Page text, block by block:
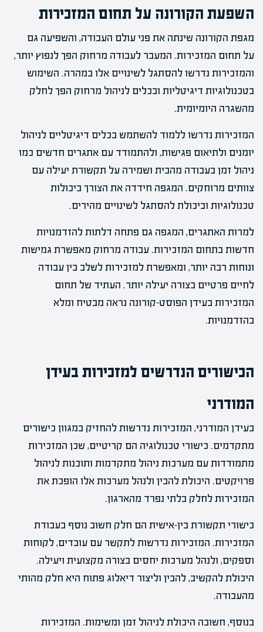
השפעת הקורונה על תחום המזכירות
מגפת הקורונה שינתה את פני עולם העבודה, והשפיעה גם
על תחום המזכירות. המעבר לעבודה מרחוק הפך לנפוץ יותר,
והמזכירות נדרשו להסתגל לשינויים אלו במהרה. השימוש
בטכנולוגיות דיגיטליות ובכלים לניהול מרחוק הפך לחלק
מהשגרה היומיומית.
המזכירות נדרשו ללמוד להשתמש בכלים דיגיטליים לניהול
יומנים ולתיאום פגישות, ולהתמודד עם אתגרים חדשים כמו
ניהול זמן בעבודה מהבית ושמירה על תקשורת יעילה עם
צוותים מרוחקים. המגפה חידדה את הצורך ביכולות
טכנולוגיות וביכולת להסתגל לשינויים מהירים.
למרות האתגרים, המגפה גם פתחה דלתות להזדמנויות
חדשות בתחום המזכירות. עבודה מרחוק מאפשרת גמישות
ונוחות רבה יותר, ומאפשרת למזכירות לשלב בין עבודה
לחיים פרטיים בצורה יעילה יותר. העתיד של תחום
המזכירות בעידן הפוסט-קורונה נראה מבטיח ומלא
בהזדמנויות.
הכישורים הנדרשים למזכירות בעידן
המודרני
בעידן המודרני, המזכירות נדרשות להחזיק במגוון כישורים
מתקדמים. כישורי טכנולוגיה הם קריטיים, שכן המזכירות
מתמודדות עם מערכות ניהול מתקדמות ותוכנות לניהול
פרויקטים. היכולת להבין ולנהל מערכות אלו הופכת את
המזכירות לחלק בלתי נפרד מהארגון.
כישורי תקשורת בין-אישית הם חלק חשוב נוסף בעבודת
המזכירות. המזכירות נדרשות לתקשר עם עובדים, לקוחות
וספקים, ולנהל מערכות יחסים בצורה מקצועית ויעילה.
היכולת להקשיב, להבין וליצור דיאלוג פתוח היא חלק מהותי
מהעבודה.
בנוסף, חשובה היכולת לניהול זמן ומשימות. המזכירות